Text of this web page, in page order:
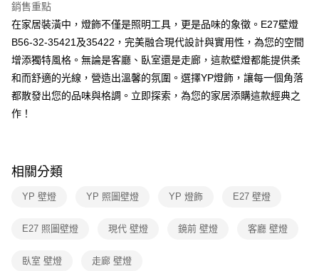
１．簡單：不需註冊會員、不需綁卡、不需儲值。
２．便利：只要手機號碼，簡訊認證，即可結帳。
【「AFTEE先享後付」結帳流程】
１．於結帳方式選擇「AFTEE先享後付」後，將跳轉至「AFTEE先享後付」
結帳頁面，進行簡訊認證並確認金額後，即可完成結帳。
２．訂單成立數日內，您將收到繳費通知簡訊。
３．收到繳費通知簡訊後14天內，點擊此簡訊中的連結，可透過四大超商／
後付繳納相關費用。
※ 交易是否成功請以「AFTEE先享後付 」之結帳頁面顯示為準，若有關於
客戶支援中心」
https://netprotections.freshdesk.com/support/home
【注意事項】
權轉讓予恩沛科技股份有限公司。
新竹貨運宅配
每筆NT$180，滿NT$5,000(含以上)免運費
銷售重點
在家居裝潢中，燈飾不僅是照明工具，更是品味的象徵。E27壁燈
B56-32-35421及35422，完美融合現代設計與實用性，為您的空間
增添獨特風格。無論是客廳、臥室還是走廊，這款壁燈都能提供柔
和而舒適的光線，營造出溫馨的氛圍。選擇YP燈飾，讓每一個角落
都散發出您的品味與格調。立即探索，為您的家居添購這款經典之
作！
相關分類
YP 壁燈 YP 照圖壁燈 YP 燈飾 E27 壁燈
E27 照圖壁燈 現代 壁燈 鏡前 壁燈 客廳 壁燈
臥室 壁燈 走廊 壁燈